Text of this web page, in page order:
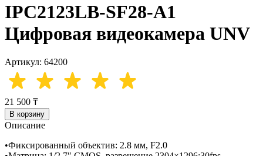
IPC2123LB-SF28-A1
Цифровая видеокамера UNV
Артикул: 64200
21 500 ₸
В корзину
Описание
•Фиксированный объектив: 2.8 мм, F2.0